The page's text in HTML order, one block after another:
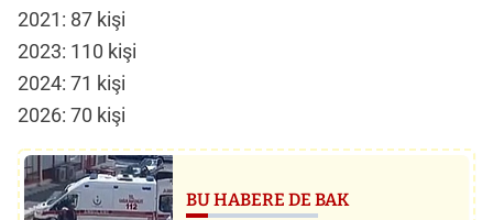
2021: 87 kişi
2023: 110 kişi
2024: 71 kişi
2026: 70 kişi
BU HABERE DE BAK